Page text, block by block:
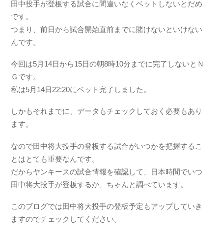
田中投手が登板する試合に間違いなくベットしないとだめ
です。
つまり、前日から試合開始直前までに賭けないといけない
んです。
今回は5月14日から15日の朝8時10分までに完了しないとＮ
Ｇです。
私は5月14日22:20にベット完了しました。
しかもそれまでに、データもチェックしておく必要もあり
ます。
なので田中将大投手の登板する試合がいつかを把握するこ
とはとても重要なんです。
だからヤンキースの試合情報を確認して、日本時間でいつ
田中将大投手が登板するか、ちゃんと調べています。
このブログでは田中将大投手の登板予定もアップしていき
ますのでチェックしてください。